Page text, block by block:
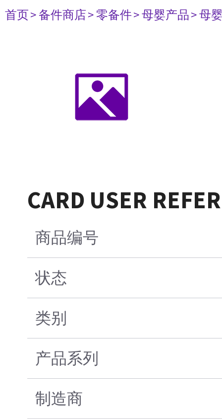
首页> 备件商店> 零备件> 母婴产品> 母
CARD USER
商品编号
状态
类别
产品系列
制造商